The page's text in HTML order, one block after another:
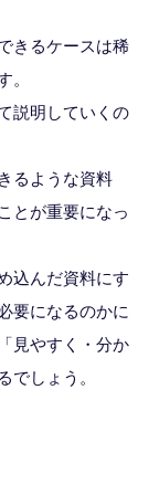
きるケースは稀
説明していくの
るような資料
とが重要になっ
込んだ資料にす
要になるのかに
見やすく・分か
しょう。